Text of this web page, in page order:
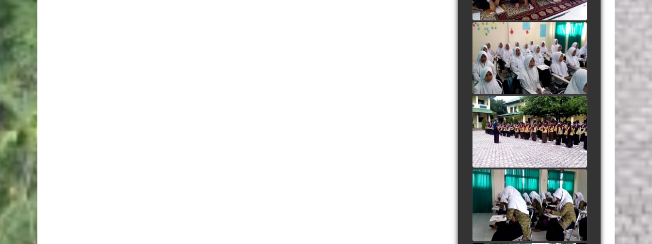
Berdendang Ria dengan
Dhamir
watch video
Yel yel Salam Pramuka
AlMuslim
watch video
Kidung Santri dipagi hari
watch video